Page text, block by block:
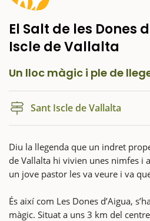
El Salt de les Dones
Iscle de Vallalta
Un lloc màgic i ple de
Sant Iscle de Vallalta
Diu la llegenda que un indret
de Vallalta hi vivien unes nimfes i
un jove pastor les va veure i va
És així com Les Dones d’Aigua,
màgic. Situat a uns 3 km del